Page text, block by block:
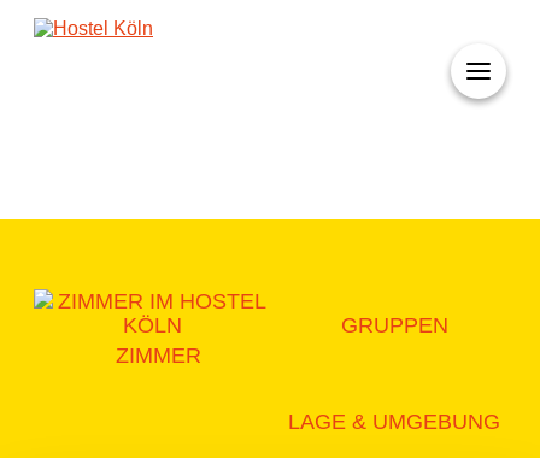
ZIMMER
GRUPPEN
LAGE & UMGEBUNG